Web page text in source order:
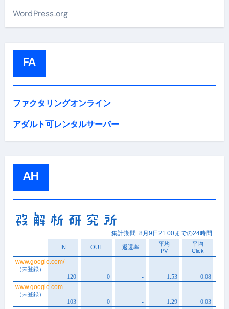
WordPress.org
FA
ファクタリングオンライン
アダルト可レンタルサーバー
AH